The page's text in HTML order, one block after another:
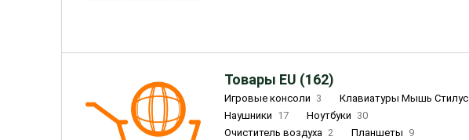
Товары EU (162)
Игровые консоли 3 Клавиатуры Мышь Стилус
Наушники 17 Ноутбуки 30
Очиститель воздуха 2 Планшеты 9